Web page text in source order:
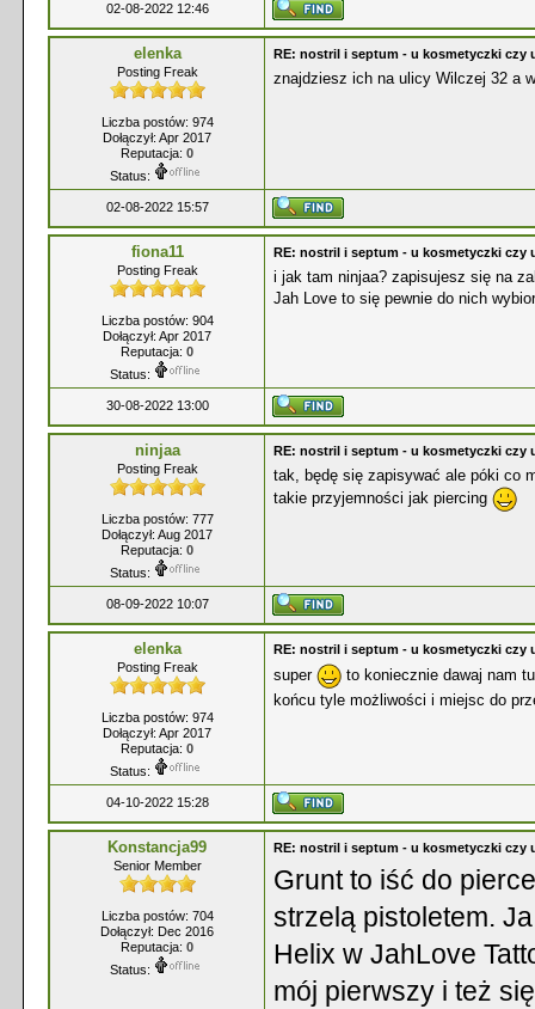
02-08-2022 12:46
elenka
Posting Freak
Liczba postów: 974
Dołączył: Apr 2017
Reputacja: 0
Status:
RE: nostril i septum - u kosmetyczki czy
znajdziesz ich na ulicy Wilczej 32 a
02-08-2022 15:57
fiona11
Posting Freak
Liczba postów: 904
Dołączył: Apr 2017
Reputacja: 0
Status:
RE: nostril i septum - u kosmetyczki czy
i jak tam ninjaa? zapisujesz się na
Jah Love to się pewnie do nich
30-08-2022 13:00
ninjaa
Posting Freak
Liczba postów: 777
Dołączył: Aug 2017
Reputacja: 0
Status:
RE: nostril i septum - u kosmetyczki czy
tak, będę się zapisywać ale póki co
takie przyjemności jak piercing
08-09-2022 10:07
elenka
Posting Freak
Liczba postów: 974
Dołączył: Apr 2017
Reputacja: 0
Status:
RE: nostril i septum - u kosmetyczki czy
super
to koniecznie dawaj nam
końcu tyle możliwości i miejsc do
04-10-2022 15:28
Konstancja99
Senior Member
Liczba postów: 704
Dołączył: Dec 2016
Reputacja: 0
Status:
RE: nostril i septum - u kosmetyczki czy
Grunt to iść do
strzelą pistoletem.
Helix w JahLove
mój pierwszy i też